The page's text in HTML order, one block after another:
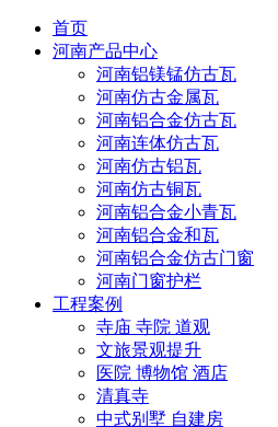
首页
河南产品中心
河南铝镁锰仿古瓦
河南仿古金属瓦
河南铝合金仿古瓦
河南连体仿古瓦
河南仿古铝瓦
河南仿古铜瓦
河南铝合金小青瓦
河南铝合金和瓦
河南铝合金仿古门窗
河南门窗护栏
工程案例
寺庙 寺院 道观
文旅景观提升
医院 博物馆 酒店
清真寺
中式别墅 自建房